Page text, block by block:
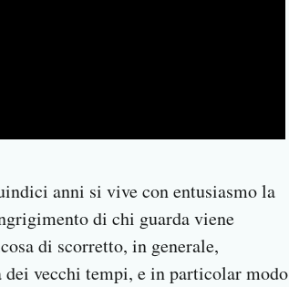
anni si vive con entusiasmo la
di chi guarda viene
di scorretto, in generale,
vecchi tempi, e in particolar modo